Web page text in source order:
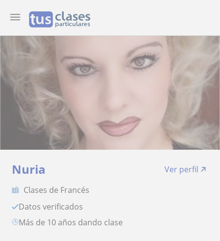
Nuria
Ver perfil
Clases de Francés
Datos verificados
más de 10 años dando clase